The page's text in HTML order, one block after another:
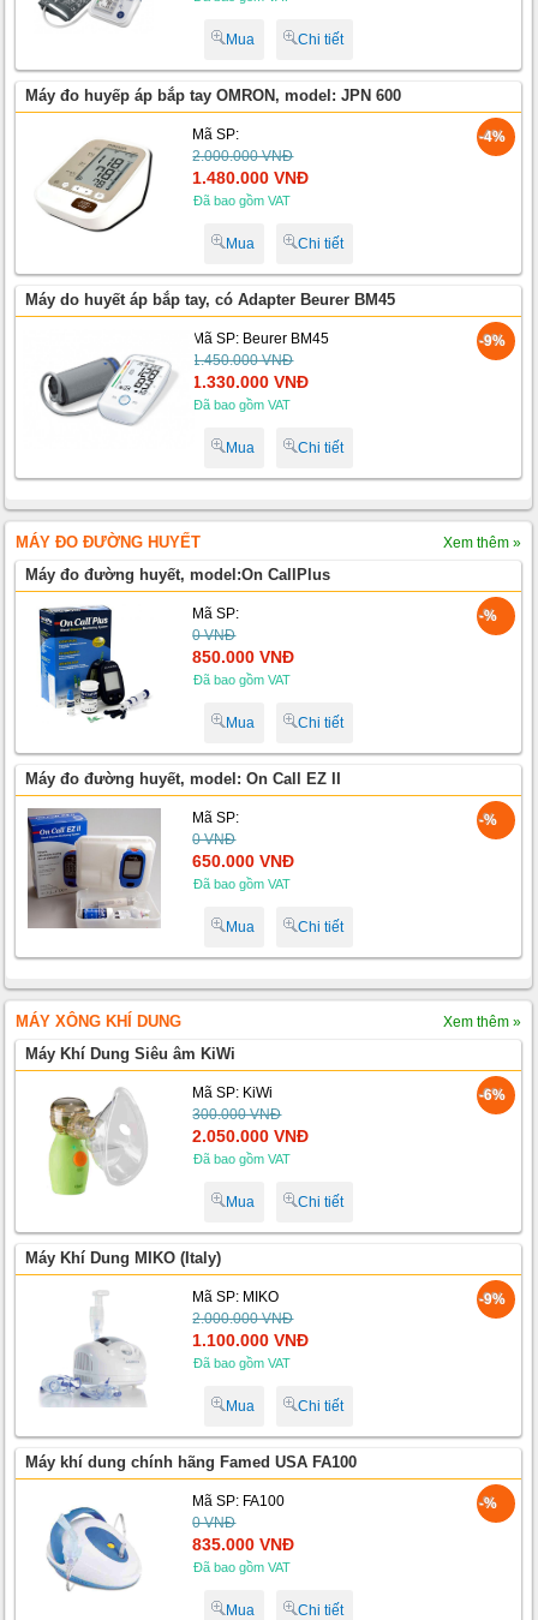
Mua Chi tiết
Máy đo huyếp áp bắp tay OMRON, model: JPN 600
Mã SP:
2.000.000 VNĐ
1.480.000 VNĐ
-4%
Đã bao gồm VAT
Mua Chi tiết
Máy do huyết áp bắp tay, có Adapter Beurer BM45
Mã SP: Beurer BM45
1.450.000 VNĐ
1.330.000 VNĐ
-9%
Đã bao gồm VAT
Mua Chi tiết
MÁY ĐO ĐƯỜNG HUYẾT
Xem thêm »
Máy đo đường huyết, model:On CallPlus
Mã SP:
0 VNĐ
850.000 VNĐ
-%
Đã bao gồm VAT
Mua Chi tiết
Máy đo đường huyết, model: On Call EZ II
Mã SP:
0 VNĐ
650.000 VNĐ
-%
Đã bao gồm VAT
Mua Chi tiết
MÁY XÔNG KHÍ DUNG
Xem thêm »
Máy Khí Dung Siêu âm KiWi
Mã SP: KiWi
300.000 VNĐ
2.050.000 VNĐ
-6%
Đã bao gồm VAT
Mua Chi tiết
Máy Khí Dung MIKO (Italy)
Mã SP: MIKO
2.000.000 VNĐ
1.100.000 VNĐ
-9%
Đã bao gồm VAT
Mua Chi tiết
Máy khí dung chính hãng Famed USA FA100
Mã SP: FA100
0 VNĐ
835.000 VNĐ
-%
Đã bao gồm VAT
Mua Chi tiết